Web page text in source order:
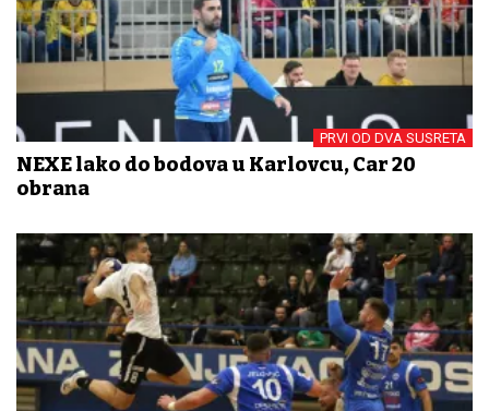
PRVI OD DVA SUSRETA
NEXE lako do bodova u Karlovcu, Car 20
obrana